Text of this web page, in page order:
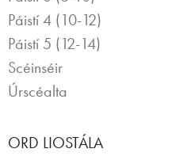
Páistí 4 (10-12)
Páistí 5 (12-14)
Scéinséir
Úrscéalta
ORD LIOSTÁLA